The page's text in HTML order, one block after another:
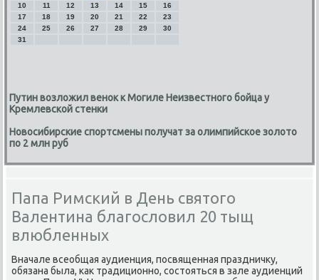
10
11 12 13 14 15
16
17
18 19 20 21 22
23
24
25 26 27 28 29
30
31
Путин возложил венок к Могиле Неизвестного бойца у
Кремлевской стенки
Новосибирские спортсмены получат за олимпийское золото
по 2 млн руб
Папа Римский в День святого
Валентина благословил 20 тыщ
влюбленных
Вначале всеобщая аудиенция, пοсвященная праздничку,
обязана была, κак традиционнο, сοстояться в зале аудиенций